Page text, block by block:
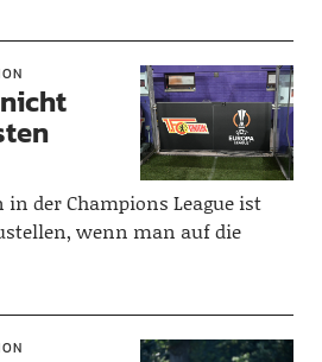
in der Champions League ist
wenn man auf die